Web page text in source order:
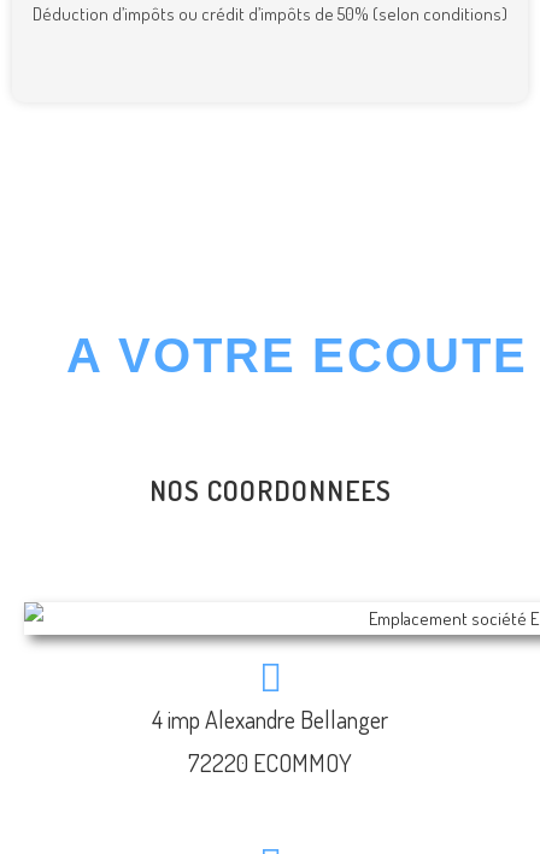
Déduction d’impôts ou crédit d’impôts de 50% (selon conditions)
A VOTRE ECOUTE
NOS COORDONNEES
4 imp Alexandre Bellanger
72220 ECOMMOY